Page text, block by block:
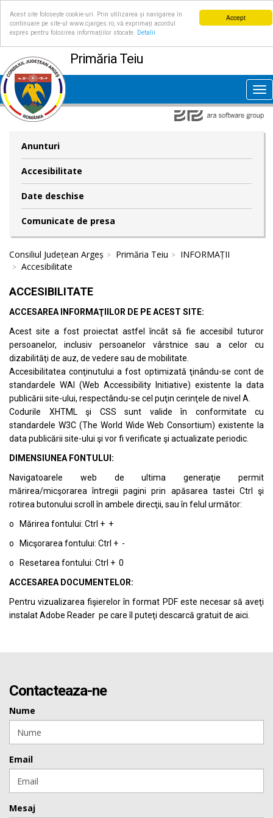
Accept
Acest site folosește cookie-uri. Prin utilizarea și navigarea în
continuare pe site-ul www.cjarges.ro, vă exprimați acordul
expres pentru folosirea informațiilor stocate.
Detalii
Primăria Teiu
Anunturi
Accesibilitate
Date deschise
Comunicate de presa
Consiliul Județean Argeș Primăria Teiu
INFORMAȚII
Accesibilitate
ACCESIBILITATE
ACCESAREA INFORMAŢIILOR DE PE ACEST SITE:
Acest site a fost proiectat astfel încât să fie accesibil tuturor
persoanelor, inclusiv persoanelor vârstnice sau a celor cu
dizabilităţi de auz, de vedere sau de mobilitate.
Accesibilitatea conţinutului a fost optimizată ţinându-se cont de
standardele WAI (Web Accessibility Initiative) existente la data
publicării site-ului, respectându-se cel puţin cerinţele de nivel A.
Codurile XHTML şi CSS sunt valide în conformitate cu
standardele W3C (The World Wide Web Consortium) existente la
data publicării site-ului şi vor fi verificate şi actualizate periodic.
DIMENSIUNEA FONTULUI:
Navigatoarele web de ultima generaţie permit
mărirea/micşorarea întregii pagini prin apăsarea tastei Ctrl şi
rotirea butonului scroll în ambele direcţii, sau în felul următor:
o Mărirea fontului: Ctrl + +
o Micşorarea fontului: Ctrl + -
o Resetarea fontului: Ctrl + 0
ACCESAREA DOCUMENTELOR:
Pentru vizualizarea fişierelor în format PDF este necesar să aveţi
instalat Adobe Reader pe care îl puteţi descarcă gratuit de aici.
Contacteaza-ne
Nume
Email
Mesaj